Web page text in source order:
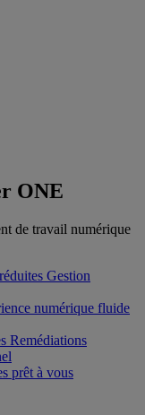
ONE
de travail numérique
Gestion
numérique fluide
Remédiations
prêt à vous